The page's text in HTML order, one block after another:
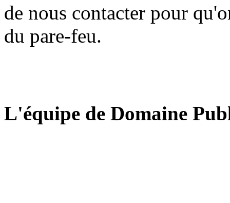
de nous contacter pour
du pare-feu.
L'équipe de Domaine